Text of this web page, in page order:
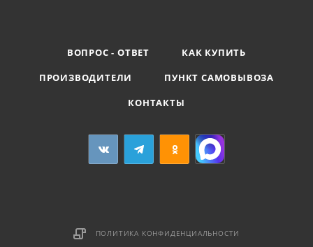
ВОПРОС - ОТВЕТ
КАК КУПИТЬ
ПРОИЗВОДИТЕЛИ
ПУНКТ САМОВЫВОЗА
КОНТАКТЫ
ПОЛИТИКА КОНФИДЕНЦИАЛЬНОСТИ